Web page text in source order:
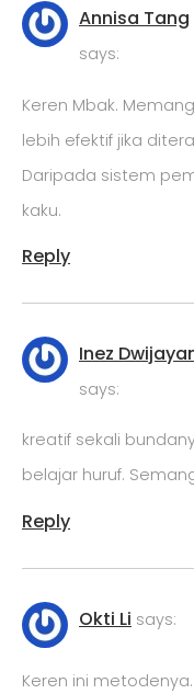
Annisa Tang
says:
Keren Mbak.
lebih efektif jika
Daripada sistem
kaku.
Reply
Inez
says:
kreatif sekali
belajar huruf.
Reply
Okti Li says:
Keren ini